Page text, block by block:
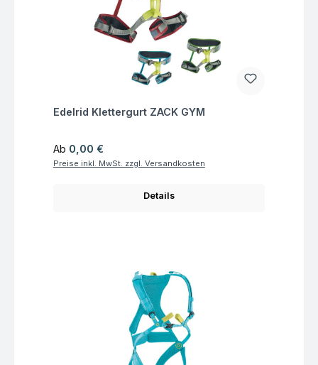
Fragen zum Artikel
Edelrid Klettergurt ZACK GYM
Regulärer Preis:
Ab 0,00 €
Preise inkl. MwSt. zzgl. Versandkosten
Details